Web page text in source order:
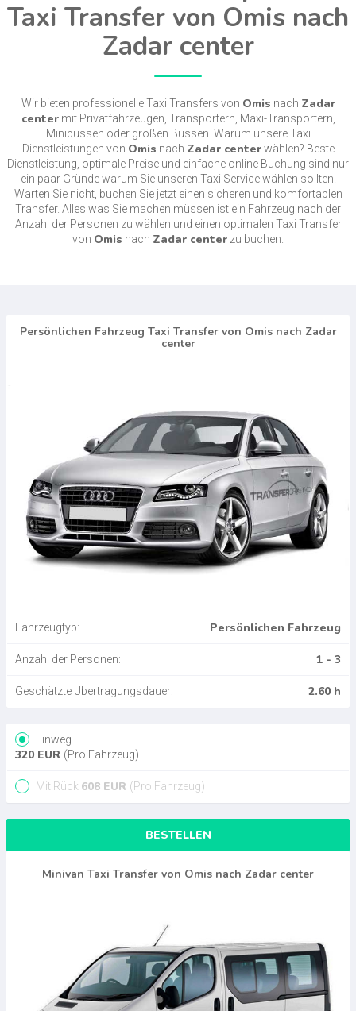
Taxi Transfer von Omis nach
Zadar center
Wir bieten professionelle Taxi Transfers von Omis nach Zadar
centermit Privatfahrzeugen, Transportern, Maxi-Transportern,
Minibussen oder großen Bussen. Warum unsere Taxi
Dienstleistungen von Omis nach Zadar centerwählen? Beste
Dienstleistung, optimale Preise und einfache online Buchung sind nur
ein paar Gründe warum Sie unseren Taxi Service wählen sollten.
Warten Sie nicht, buchen Sie jetzt einen sicheren und komfortablen
Transfer. Alles was Sie machen müssen ist ein Fahrzeug nach der
Anzahl der Personen zu wählen und einen optimalen Taxi Transfer
von Omis nach Zadar center zu buchen.
Persönlichen Fahrzeug Taxi Transfer von Omis nach Zadar
center
Fahrzeugtyp: Persönlichen Fahrzeug
Anzahl der Personen: 1 - 3
Geschätzte Übertragungsdauer: 2.60 h
Einweg
320 EUR (Pro Fahrzeug)
Mit Rück 608 EUR (Pro Fahrzeug)
BESTELLEN
Minivan Taxi Transfer von Omis nach Zadar center